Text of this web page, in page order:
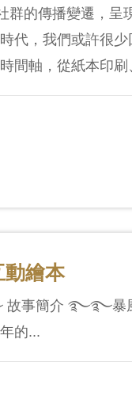
群的傳播變遷，呈
代，我們或許很
間軸，從紙本印刷
動繪本
事簡介 ࿐࿐暴風
的...